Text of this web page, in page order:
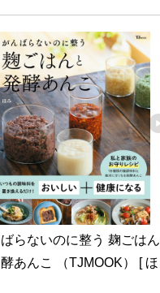
らないのに整う 麹ごはん
あんこ （TJMOOK） [ ほ